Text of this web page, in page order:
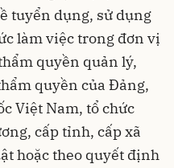
tuyển dụng, sử dụng
làm việc trong đơn vị
quyền quản lý,
quyền của Đảng,
Việt Nam, tổ chức
cấp tỉnh, cấp xã
hoặc theo quyết định